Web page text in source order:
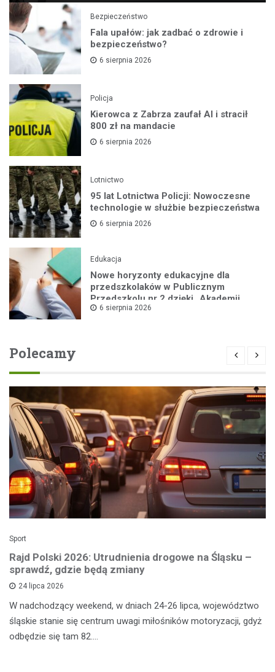
Bezpieczeństwo
Fala upałów: jak zadbać o zdrowie i
bezpieczeństwo?
6 sierpnia 2026
Policja
Kierowca z Zabrza zaufał AI i stracił
800 zł na mandacie
6 sierpnia 2026
Lotnictwo
95 lat Lotnictwa Policji: Nowoczesne
technologie w służbie bezpieczeństwa
6 sierpnia 2026
Edukacja
Nowe horyzonty edukacyjne dla
przedszkolaków w Publicznym
Przedszkolu nr 2 dzięki „Akademii
Super Przedszkolaka”
6 sierpnia 2026
Polecamy
Sport
Rajd Polski 2026: Utrudnienia drogowe na Śląsku –
sprawdź, gdzie będą zmiany
24 lipca 2026
W nadchodzący weekend, w dniach 24-26 lipca, województwo
śląskie stanie się centrum uwagi miłośników motoryzacji, gdyż
odbędzie się tam 82.…